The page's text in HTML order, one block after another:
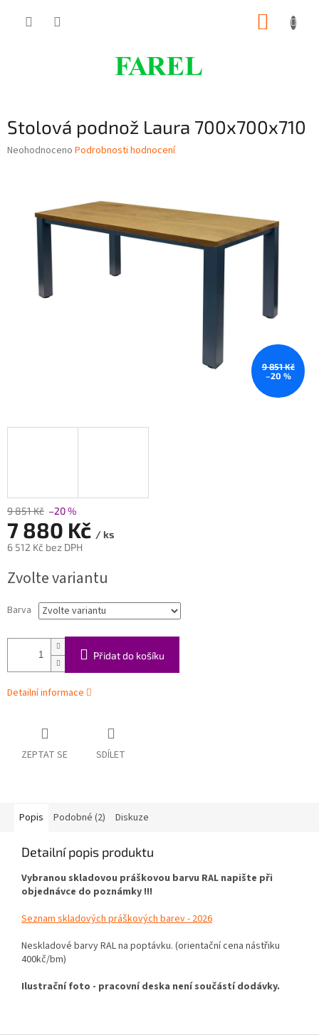
Stolová podnož Laura 700x700x710
Průměrné
hvězdiček.
Neohodnoceno Podrobnosti hodnocení
9 851 Kč
–20 %
9 851 Kč –20 %
7 880 Kč / ks
6 512 Kč bez DPH
cena:
Zvolte variantu
Barva
Přidat do košíku
Detailní informace
ZEPTAT SE SDÍLET
Popis Podobné (2) Diskuze
Detailní popis produktu
Vybranou skladovou práškovou barvu RAL napište při
objednávce do poznámky !!!
Seznam skladových práškových barev - 2026
Neskladové barvy RAL na poptávku. (orientační cena nástřiku
400kč/bm)
Ilustrační foto - pracovní deska není součástí dodávky.